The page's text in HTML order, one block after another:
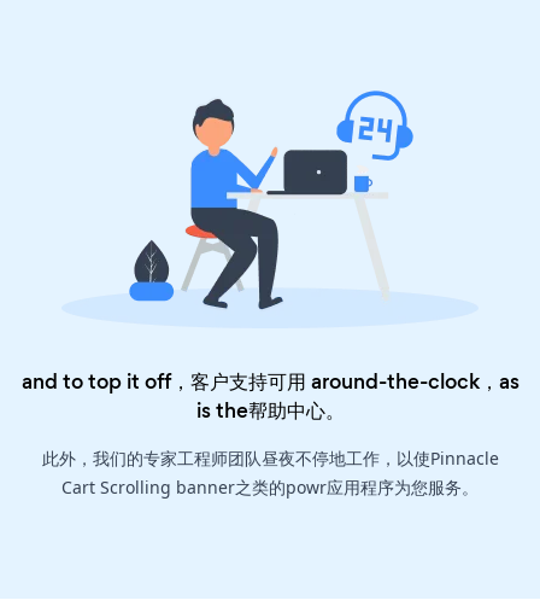
and to top it off，客户支持可用 around-the-clock，as
is the帮助中心。
此外，我们的专家工程师团队昼夜不停地工作，以使Pinnacle
Cart Scrolling banner之类的powr应用程序为您服务。